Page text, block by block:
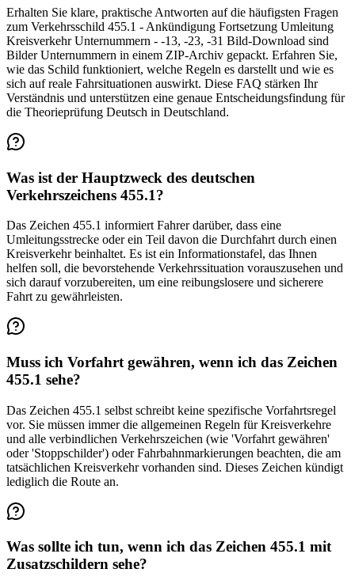
Erhalten Sie klare, praktische Antworten auf die häufigsten Fragen
zum Verkehrsschild 455.1 - Ankündigung Fortsetzung Umleitung
Kreisverkehr Unternummern - -13, -23, -31 Bild-Download sind
Bilder Unternummern in einem ZIP-Archiv gepackt. Erfahren Sie,
wie das Schild funktioniert, welche Regeln es darstellt und wie es
sich auf reale Fahrsituationen auswirkt. Diese FAQ stärken Ihr
Verständnis und unterstützen eine genaue Entscheidungsfindung für
die Theorieprüfung Deutsch in Deutschland.
Was ist der Hauptzweck des deutschen
Verkehrszeichens 455.1?
Das Zeichen 455.1 informiert Fahrer darüber, dass eine
Umleitungsstrecke oder ein Teil davon die Durchfahrt durch einen
Kreisverkehr beinhaltet. Es ist ein Informationstafel, das Ihnen
helfen soll, die bevorstehende Verkehrssituation vorauszusehen und
sich darauf vorzubereiten, um eine reibungslosere und sicherere
Fahrt zu gewährleisten.
Muss ich Vorfahrt gewähren, wenn ich das Zeichen
455.1 sehe?
Das Zeichen 455.1 selbst schreibt keine spezifische Vorfahrtsregel
vor. Sie müssen immer die allgemeinen Regeln für Kreisverkehre
und alle verbindlichen Verkehrszeichen (wie 'Vorfahrt gewähren'
oder 'Stoppschilder') oder Fahrbahnmarkierungen beachten, die am
tatsächlichen Kreisverkehr vorhanden sind. Dieses Zeichen kündigt
lediglich die Route an.
Was sollte ich tun, wenn ich das Zeichen 455.1 mit
Zusatzschildern sehe?